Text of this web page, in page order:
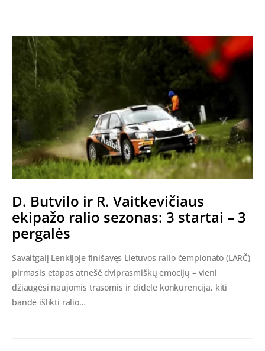
D. Butvilo ir R. Vaitkevičiaus
ekipažo ralio sezonas: 3 startai – 3
pergalės
Savaitgalį Lenkijoje finišavęs Lietuvos ralio čempionato (LARČ)
pirmasis etapas atnešė dviprasmiškų emocijų – vieni
džiaugėsi naujomis trasomis ir didele konkurencija, kiti
bandė išlikti ralio…